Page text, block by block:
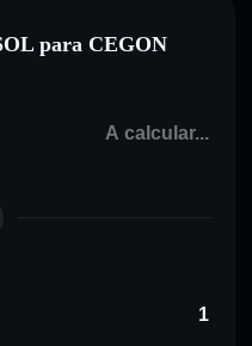
para CEGON